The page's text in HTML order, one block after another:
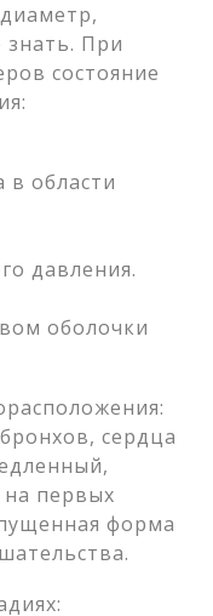
знать. При
состояние
в области
давления.
оболочки
сердца
на первых
форма